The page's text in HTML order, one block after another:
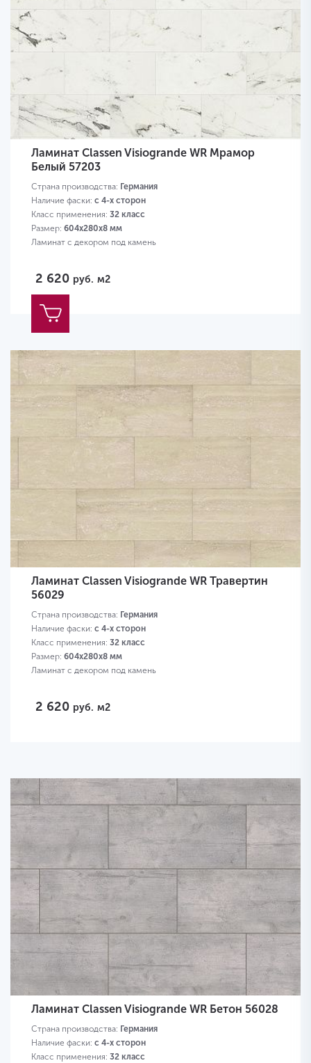
Ламинат Classen Visiogrande WR Мрамор
Белый 57203
Страна производства: Германия
Наличие фаски: с 4-х сторон
Класс применения: 32 класс
Размер: 604х280х8 мм
Ламинат с декором под камень
2 620 руб. м2
Ламинат Classen Visiogrande WR Травертин
56029
Страна производства: Германия
Наличие фаски: с 4-х сторон
Класс применения: 32 класс
Размер: 604х280х8 мм
Ламинат с декором под камень
2 620 руб. м2
Ламинат Classen Visiogrande WR Бетон 56028
Страна производства: Германия
Наличие фаски: с 4-х сторон
Класс применения: 32 класс